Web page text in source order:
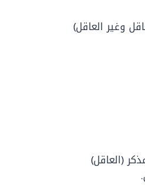
وغير العاقل)
(العاقل)